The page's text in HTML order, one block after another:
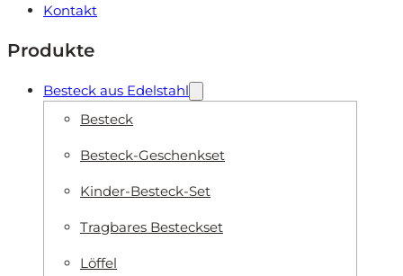
Kontakt
Produkte
Besteck aus Edelstahl
Besteck
Besteck-Geschenkset
Kinder-Besteck-Set
Tragbares Besteckset
Löffel